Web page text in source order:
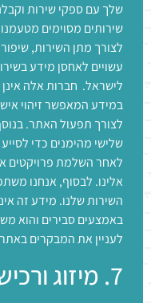
שלך עם ספקי שירות
שירותים מסוימים
לצורך מתן השירות,
עשויים לאחסן מידע
לישראל. חברות אלה
במידע המאפשר זיהוי
לצורך תפעול האתר.
שלישי מהימנים כדי
לאחר השלמת פרויקטים
אלינו. לבסוף, אנחנו
השירות שלנו. מידע זה
באמצעים סבירים והוא
לעניין את המבקרים
7. מיזוג ורכישה